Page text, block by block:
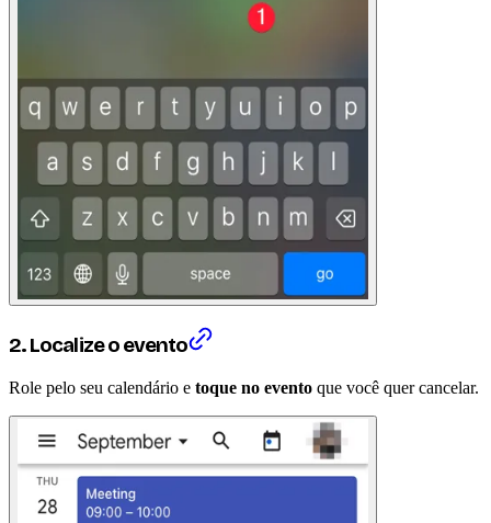
2. Localize o evento
Role pelo seu calendário e toque no evento que você quer cancelar.